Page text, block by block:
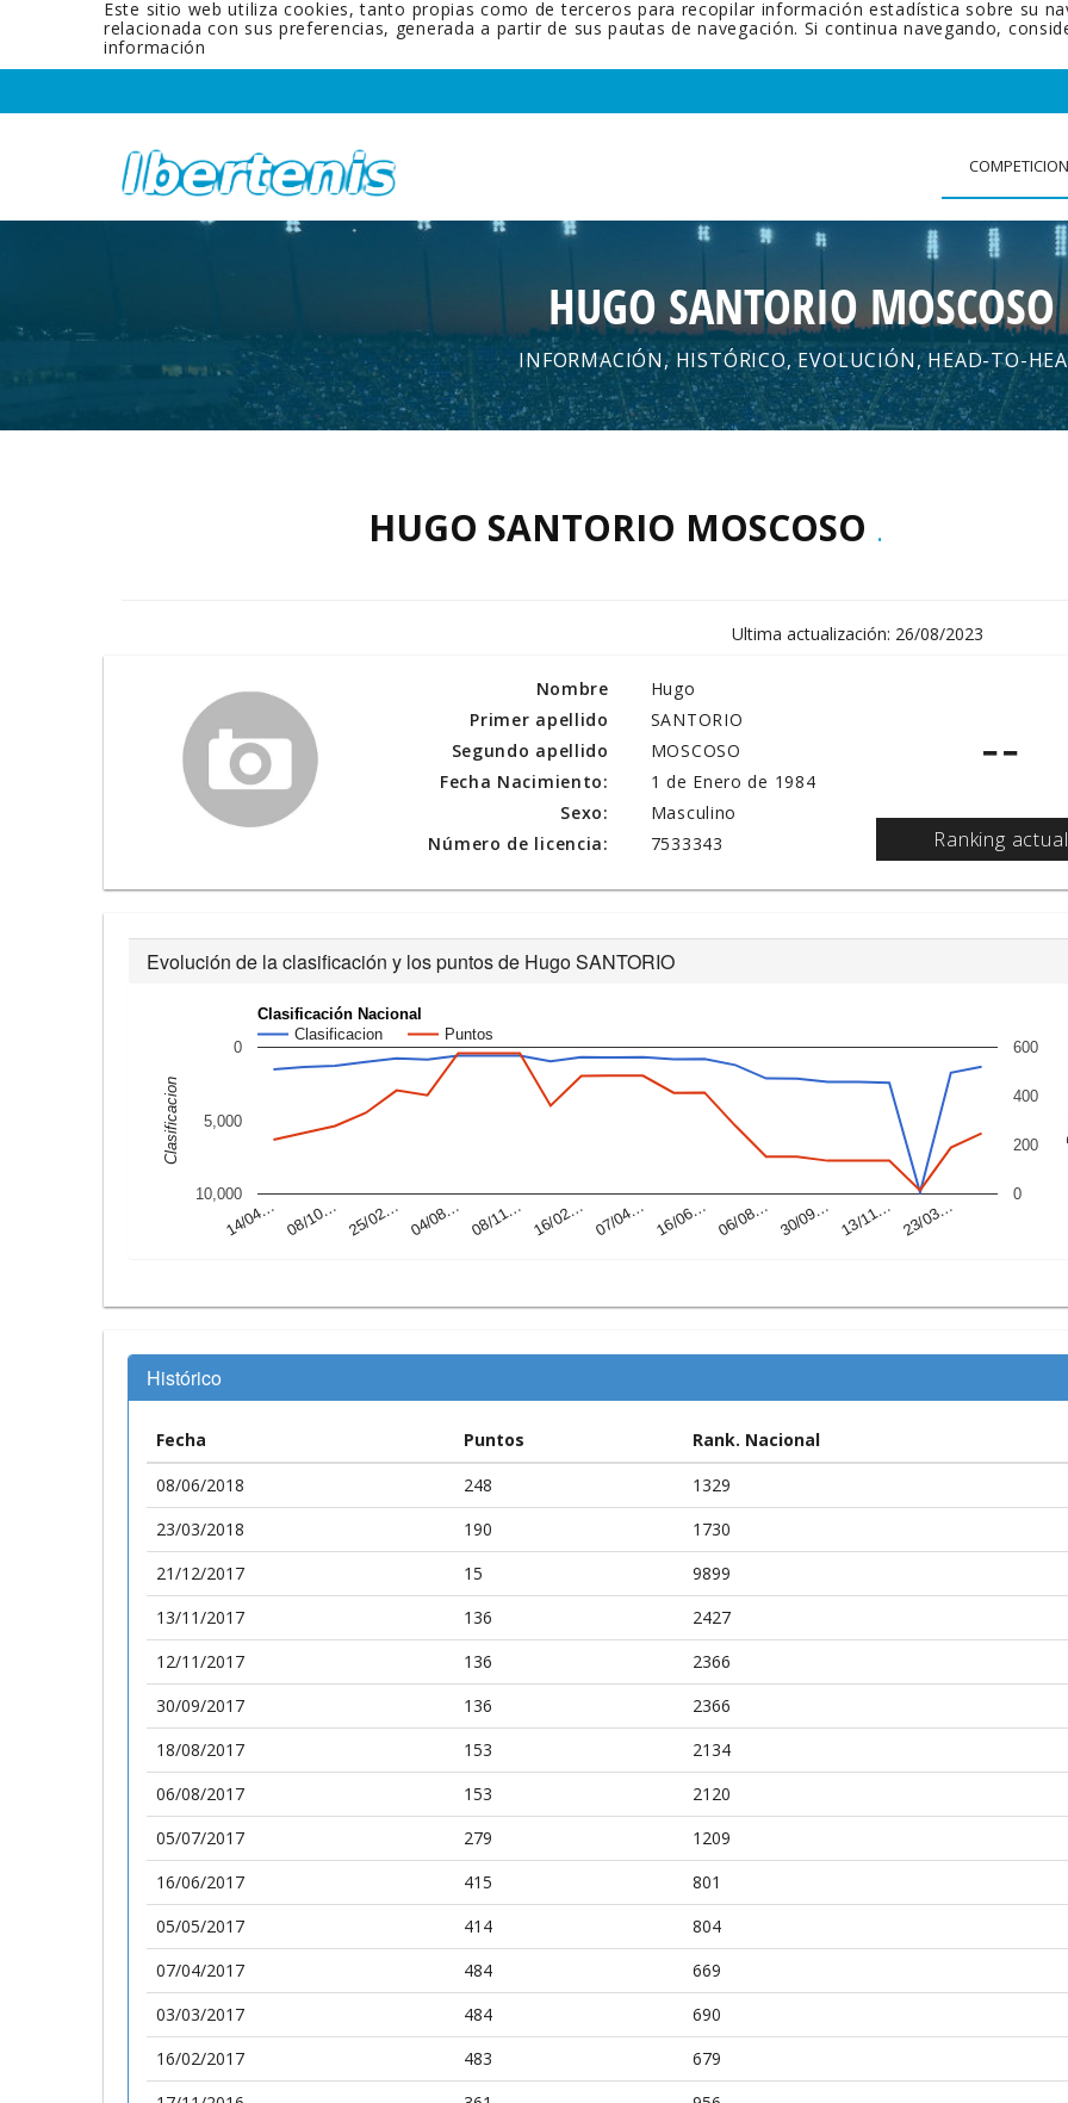
Este sitio web utiliza cookies, tanto propias como de terceros para recopilar información estadística sobre su
relacionada con sus preferencias, generada a partir de sus pautas de navegación. Si continua navegando,
información
HUGO SANTORIO MOSCOSO
INFORMACIÓN, HISTÓRICO, EVOLUCIÓN, HEAD-TO-
HUGO SANTORIO MOSCOSO .
Ultima actualización: 26/08/2023
Nombre
Primer apellido
Segundo apellido
Fecha Nacimiento:
Sexo:
Número de licencia:
Hugo
SANTORIO
MOSCOSO
1 de Enero de 1984
Masculino
7533343
--
Ranking actual
Evolución de la clasificación y los puntos de Hugo SANTORIO
Clasificación Nacional
Clasificacion
Puntos
14/04… 08/10… 25/02… 04/08… 08/11… 16/02… 07/04… 16/06… 06/08… 30/09… 13/11… 23/03…
0
5,000
10,000 0
200
400
600
Clasificacion
Histórico
Fecha Puntos
Rank. Nacional
08/06/2018
248
1329
23/03/2018
190
1730
21/12/2017
15
9899
13/11/2017
136
2427
12/11/2017
136
2366
30/09/2017
136
2366
18/08/2017
153
2134
06/08/2017
153
2120
05/07/2017
279
1209
16/06/2017
415
801
05/05/2017
414
804
07/04/2017
484
669
03/03/2017
484
690
16/02/2017
483
679